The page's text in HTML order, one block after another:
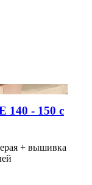
140 - 150 с
+ вышивка